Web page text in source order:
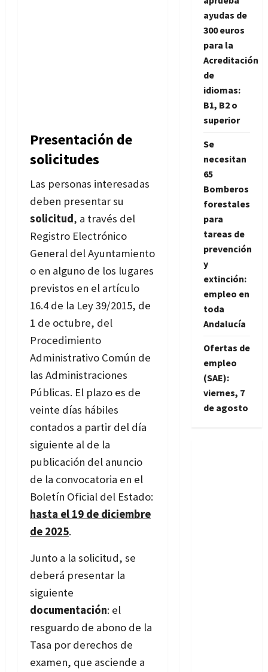
Presentación de
solicitudes
Las personas interesadas
deben presentar su
solicitud, a través del
Registro Electrónico
General del Ayuntamiento
o en alguno de los lugares
previstos en el artículo
16.4 de la Ley 39/2015, de
1 de octubre, del
Procedimiento
Administrativo Común de
las Administraciones
Públicas. El plazo es de
veinte días hábiles
contados a partir del día
siguiente al de la
publicación del anuncio
de la convocatoria en el
Boletín Oficial del Estado:
hasta el 19 de diciembre
de 2025.
Junto a la solicitud, se
deberá presentar la
siguiente
documentación: el
resguardo de abono de la
Tasa por derechos de
examen, que asciende a
ayudas de
300 euros
para la
Acreditación
de
idiomas:
B1, B2 o
superior
Se
necesitan
65
Bomberos
forestales
para
tareas de
prevención
y
extinción:
empleo en
toda
Andalucía
Ofertas de
empleo
(SAE):
viernes, 7
de agosto